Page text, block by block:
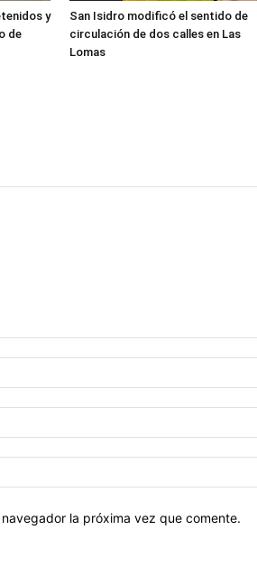
y
de
San Isidro modificó el sentido de
circulación de dos calles en Las
Lomas
la próxima vez que comente.